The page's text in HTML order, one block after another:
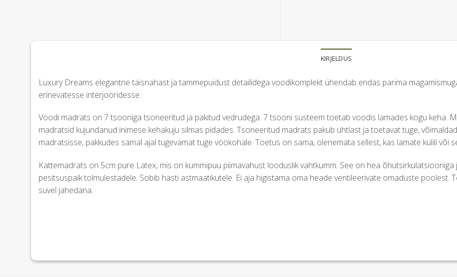
KIRJELDUS
Luxury Dreams elegantne täisnahast ja tammepuidust detailidega voodikomplekt ühendab endas parima
erinevatesse interjööridesse.
Voodi madrats on 7 tsooniga tsoneeritud ja pakitud vedrudega. 7 tsooni süsteem toetab voodis lamades kogu keha.
madratsid kujundanud inimese kehakuju silmas pidades. Tsoneeritud madrats pakub ühtlast ja toetavat tuge,
madratsisse, pakkudes samal ajal tugevamat tuge vöökohale. Toetus on sama, olenemata sellest, kas lamate külili või
Kattemadrats on 5cm pure Latex, mis on kummipuu piimavahust looduslik vahtkumm. See on hea
pesitsuspaik tolmulestadele. Sobib hästi astmaatikutele. Ei aja higistama oma heade ventileerivate omaduste poolest.
suvel jahedana.